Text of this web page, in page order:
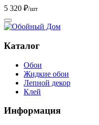
5 320 ₽/шт
Каталог
Обои
Жидкие обои
Лепной декор
Клей
Информация